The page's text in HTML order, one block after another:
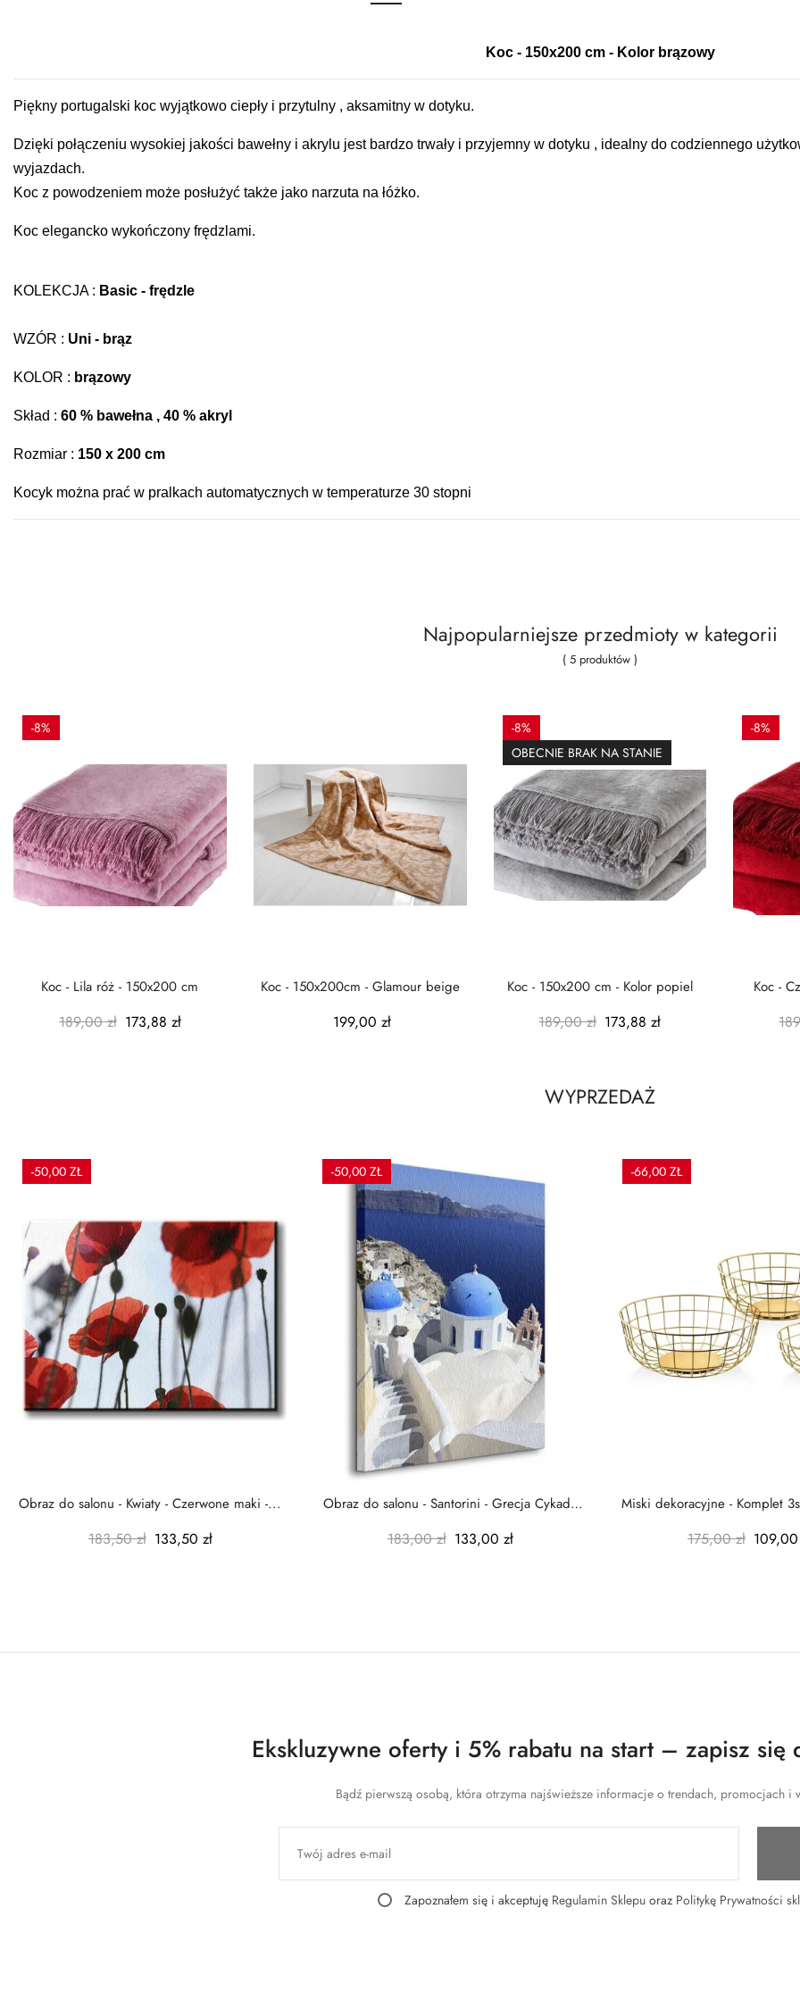
Koc - 150x200 cm - Kolor brązowy
Piękny portugalski koc wyjątkowo ciepły i przytulny , aksamitny w dotyku.
Dzięki połączeniu wysokiej jakości bawełny i akrylu jest bardzo trwały i przyjemny w dotyku , idealny do codziennego
wyjazdach.
Koc z powodzeniem może posłużyć także jako narzuta na łóżko.
Koc elegancko wykończony frędzlami.
KOLEKCJA : Basic - frędzle
WZÓR : Uni - brąz
KOLOR : brązowy
Skład : 60 % bawełna , 40 % akryl
Rozmiar : 150 x 200 cm
Kocyk można prać w pralkach automatycznych w temperaturze 30 stopni
Najpopularniejsze przedmioty w kategorii
( 5 produktów )
-8%
Koc - Lila róż - 150x200 cm
189,00 zł 173,88 zł
Koc - 150x200cm - Glamour beige
199,00 zł
-8%
OBECNIE BRAK NA STANIE
Koc - 150x200 cm - Kolor popiel
189,00 zł 173,88 zł
-8%
Koc -
WYPRZEDAŻ
-50,00 ZŁ
Obraz do salonu - Kwiaty - Czerwone maki -...
183,50 zł 133,50 zł
-50,00 ZŁ
Obraz do salonu - Santorini - Grecja Cykady
183,00 zł 133,00 zł
-66,00 ZŁ
Miski dekoracyjne - Komplet
175,00 zł 109,00
Ekskluzywne oferty i 5% rabatu na start – zapisz się
Bądź pierwszą osobą, która otrzyma najświeższe informacje o trendach, promocjach i
Zapoznałem się i akceptuję Regulamin Sklepuoraz Politykę Prywatności